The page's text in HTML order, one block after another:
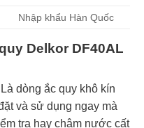
Nhập khẩu Hàn Quốc
Delkor DF40AL
dòng ắc quy khô kín
và sử dụng ngay mà
tra hay châm nước cất